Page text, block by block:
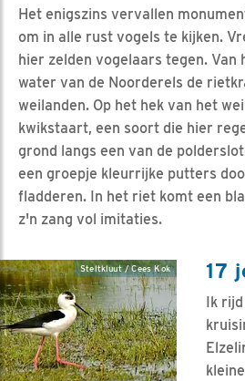
Het enigszins vervallen
om in alle rust vogels te kijken.
hier zelden vogelaars tegen.
water van de Noorderels de
weilanden. Op het hek van het
kwikstaart, een soort die hier
grond langs een van de
een groepje kleurrijke putters
fladderen. In het riet komt een
z'n zang vol imitaties.
Steltkluut / Cees Kok 17
Ik